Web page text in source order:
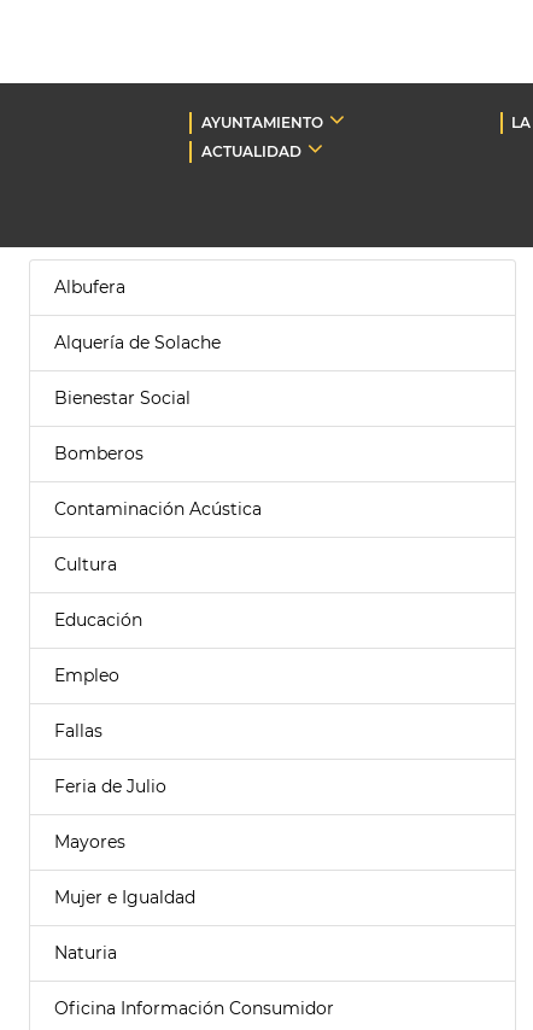
AYUNTAMIENTO
ACTUALIDAD
Albufera
Alquería de Solache
Bienestar Social
Bomberos
Contaminación Acústica
Cultura
Educación
Empleo
Fallas
Feria de Julio
Mayores
Mujer e Igualdad
Naturia
Oficina Información Consumidor